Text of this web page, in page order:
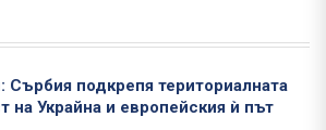
Сърбия подкрепя териториалната
на Украйна и европейския ѝ път